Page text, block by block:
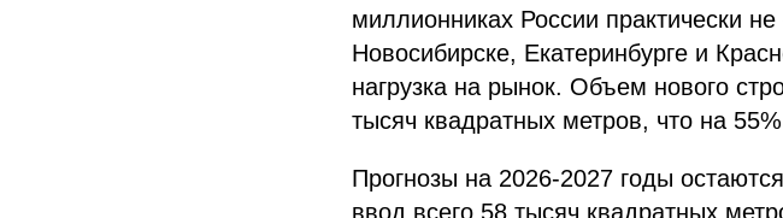
миллионниках России практически
Новосибирске, Екатеринбурге и
нагрузка на рынок. Объем нового
тысяч квадратных метров, что на
Прогнозы на 2026-2027 годы
ввод всего 58 тысяч квадратных